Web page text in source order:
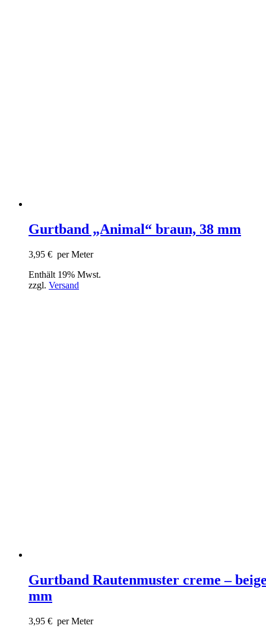
Gurtband „Animal“ braun, 38 mm
3,95 € per Meter
Enthält 19% Mwst.
zzgl. Versand
Gurtband Rautenmuster creme –
mm
3,95 € per Meter